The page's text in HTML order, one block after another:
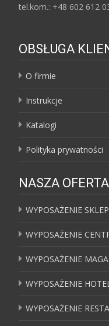
tel.kom.: +48 602 612
OBSŁUGA
O firmie
Instrukcje
Katalogi
Polityka prywatności
NASZA OFERTA
WYPOSAŻENIE
WYPOSAŻENIE
WYPOSAŻENIE
WYPOSAŻENIE
WYPOSAŻENIE